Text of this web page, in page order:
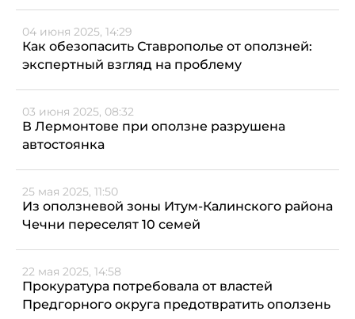
04 июня 2025, 14:29
Как обезопасить Ставрополье от оползней:
экспертный взгляд на проблему
03 июня 2025, 08:32
В Лермонтове при оползне разрушена
автостоянка
25 мая 2025, 11:50
Из оползневой зоны Итум-Калинского района
Чечни переселят 10 семей
22 мая 2025, 14:58
Прокуратура потребовала от властей
Предгорного округа предотвратить оползень